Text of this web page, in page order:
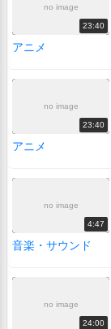
no image
23:40
アニメ
no image
23:40
アニメ
no image
4:47
音楽・サウンド
no image
24:00